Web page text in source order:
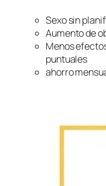
Sexo sin
Aumento de
Menos
puntuales
ahorro